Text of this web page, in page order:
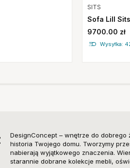
SITS
Sofa Lill Sits
9700.00 zł
Wysyłka:
DesignConcept – wnętrze do dobrego
historia Twojego domu. Tworzymy
nabierają wyjątkowego znaczenia.
starannie dobrane kolekcje mebli,